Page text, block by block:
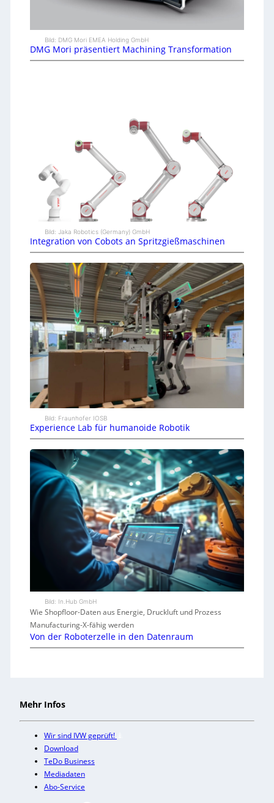
Bild: DMG Mori EMEA Holding GmbH
DMG Mori präsentiert Machining Transformation
Bild: Jaka Robotics (Germany) GmbH
Integration von Cobots an Spritzgießmaschinen
Bild: Fraunhofer IOSB
Experience Lab für humanoide Robotik
Bild: In.Hub GmbH
Wie Shopfloor-Daten aus Energie, Druckluft und Prozess
Manufacturing-X-fähig werden
Von der Roboterzelle in den Datenraum
Mehr Infos
Wir sind IVW geprüft!
Download
TeDo Business
Mediadaten
Abo-Service